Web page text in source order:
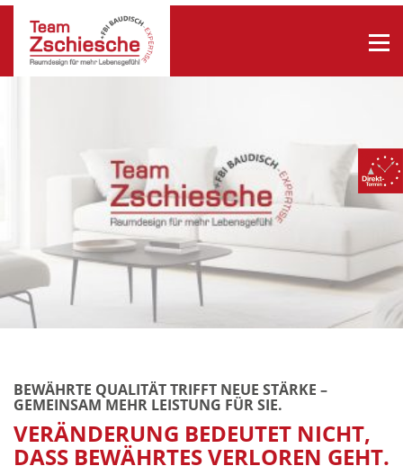
BEWÄHRTE QUALITÄT TRIFFT NEUE STÄRKE –
GEMEINSAM MEHR LEISTUNG FÜR SIE.
VERÄNDERUNG BEDEUTET NICHT,
DASS BEWÄHRTES VERLOREN GEHT.